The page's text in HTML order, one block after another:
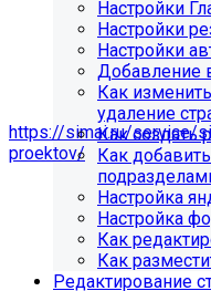
Рекомендуем
этих работ — это
стабильном и
Если у вас нет
передать сайт на
https://simai.ru/service/
proektov/
Это выгодно, потому
экспертов вместо
регулярные
быстрее реагируем на
уязвимостей, а вам не
Настройки
Настройки
Настройки
Добавление
Как
удаление
Как создать
Как
Настройка
Настройка
Как
Как
Редактирование